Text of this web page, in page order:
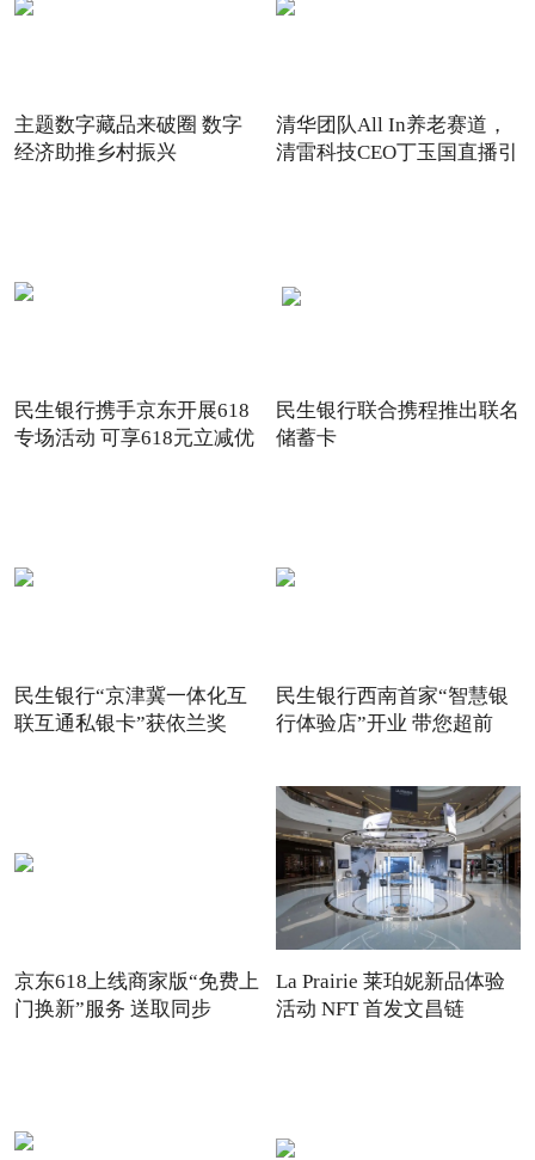
主题数字藏品来破圈 数字
经济助推乡村振兴
清华团队All In养老赛道，
清雷科技CEO丁玉国直播引
民生银行携手京东开展618
专场活动 可享618元立减优
民生银行联合携程推出联名
储蓄卡
民生银行“京津冀一体化互
联互通私银卡”获依兰奖
民生银行西南首家“智慧银
行体验店”开业 带您超前
京东618上线商家版“免费上
门换新”服务 送取同步
La Prairie 莱珀妮新品体验
活动 NFT 首发文昌链